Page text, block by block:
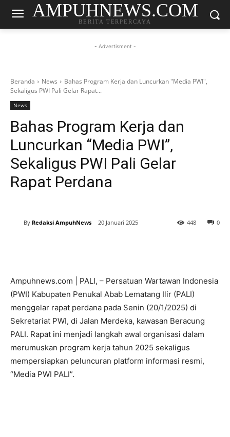
AMPUHNEWS.COM
BERITA TERPERCAYA
- Advertisment -
Beranda News
Bahas Program Kerja dan Luncurkan "Media PWI",
Sekaligus PWI Pali Gelar Rapat...
News
Bahas Program Kerja dan
Luncurkan “Media PWI”,
Sekaligus PWI Pali Gelar
Rapat Perdana
By Redaksi AmpuhNews 20 Januari 2025 0
448
Ampuhnews.com | PALI, – Persatuan Wartawan Indonesia
(PWI) Kabupaten Penukal Abab Lematang Ilir (PALI)
menggelar rapat perdana pada Senin (20/1/2025) di
Sekretariat PWI, di Jalan Merdeka, kawasan Beracung
PALI. Rapat ini menjadi langkah awal organisasi dalam
merumuskan program kerja tahun 2025 sekaligus
mempersiapkan peluncuran platform informasi resmi,
“Media PWI PALI”.